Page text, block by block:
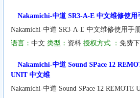
Nakamichi-中道 SR3-A-E 中文维修使用
Nakamichi-中道 SR3-A-E 中文维修使用手
语言： 中文 类型： 资料 授权方式 ： 免费
Nakamichi-中道 Sound SPace 12
UNIT 中文维
Nakamichi-中道 Sound SPace 12